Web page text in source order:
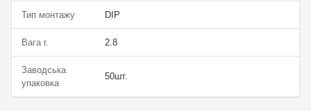
Тип монтажу DIP
Вага г. 2.8
Заводська
упаковка
50шт.